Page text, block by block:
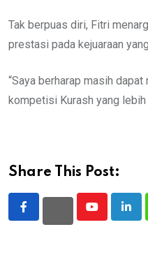
Tak berpuas diri, Fitri
prestasi pada kejuaraan
“Saya berharap masih
kompetisi Kurash yang lebih
Share This Post:
Youtube